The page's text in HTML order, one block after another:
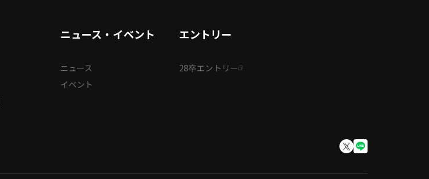
ニュース・イベント
ニュース
イベント
エントリー
28卒エントリー